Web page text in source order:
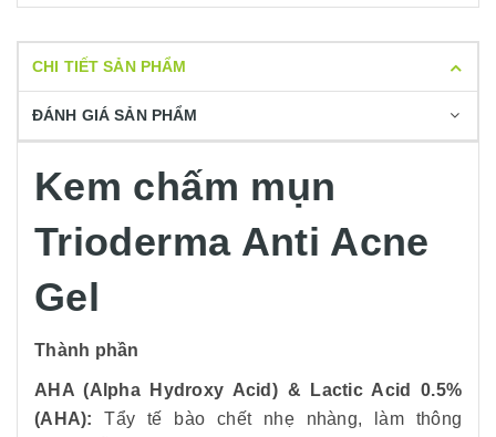
CHI TIẾT SẢN PHẨM
ĐÁNH GIÁ SẢN PHẨM
Kem chấm mụn
Trioderma Anti Acne
Gel
Thành phần
AHA (Alpha Hydroxy Acid) & Lactic Acid 0.5%
(AHA): Tẩy tế bào chết nhẹ nhàng, làm thông